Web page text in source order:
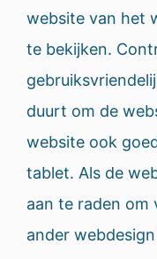
website van het
te bekijken.
duurt om de
website ook
tablet. Als de
aan te raden om
ander